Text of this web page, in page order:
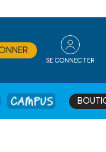
SE CONNECTER
CAMPUS